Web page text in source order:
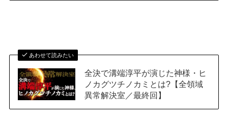
あわせて読みたい
全決で溝端淳平が演じた神様・ヒ
ノカグツチノカミとは?【全領域
異常解決室／最終回】